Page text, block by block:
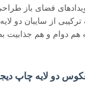
فضای باز
ترکیبی از سایبان دو
دوام و هم جذابیت
دو لایه چاپ